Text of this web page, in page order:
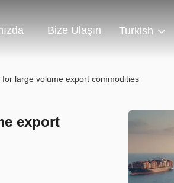
Bize Ulaşın Turkish
large volume export commodities
export